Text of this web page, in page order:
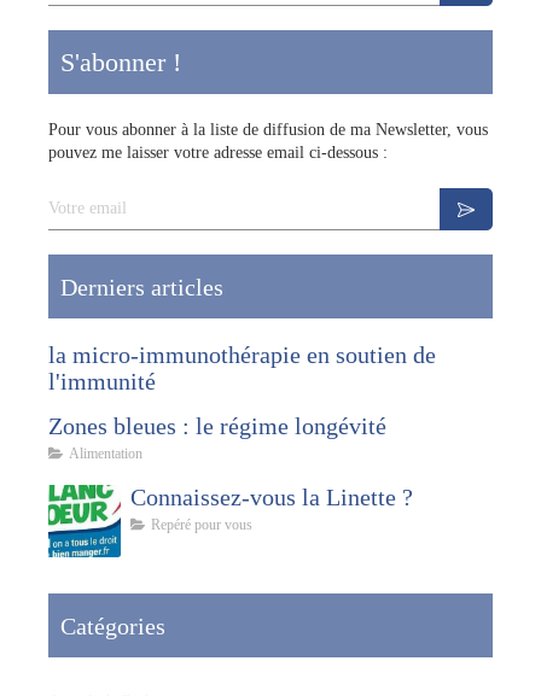
S'abonner !
Pour vous abonner à la liste de diffusion de ma Newsletter, vous
pouvez me laisser votre adresse email ci-dessous :
Votre email
Derniers articles
la micro-immunothérapie en soutien de
l'immunité
Zones bleues : le régime longévité
Alimentation
Connaissez-vous la Linette ?
Repéré pour vous
Catégories